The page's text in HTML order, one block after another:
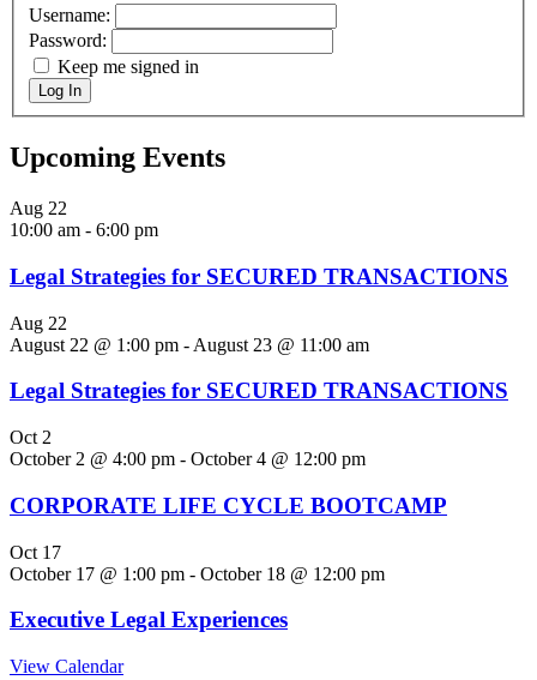
Username:
Password:
Keep me signed in
Log In
Upcoming Events
Aug 22
10:00 am - 6:00 pm
Legal Strategies for SECURED TRANSACTIONS
Aug 22
August 22 @ 1:00 pm - August 23 @ 11:00 am
Legal Strategies for SECURED TRANSACTIONS
Oct 2
October 2 @ 4:00 pm - October 4 @ 12:00 pm
CORPORATE LIFE CYCLE BOOTCAMP
Oct 17
October 17 @ 1:00 pm - October 18 @ 12:00 pm
Executive Legal Experiences
View Calendar